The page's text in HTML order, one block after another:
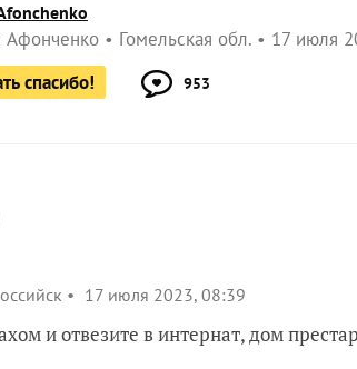
Афонченко Гомельская обл.
17 июля
спасибо!
953
17 июля 2023, 08:39
и отвезите в интернат, дом